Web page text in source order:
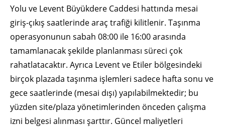
Yolu ve Levent Büyükdere Caddesi hattında mesai
giriş-çıkış saatlerinde araç trafiği kilitlenir. Taşınma
operasyonunun sabah 08:00 ile 16:00 arasında
tamamlanacak şekilde planlanması süreci çok
rahatlatacaktır. Ayrıca Levent ve Etiler bölgesindeki
birçok plazada taşınma işlemleri sadece hafta sonu ve
gece saatlerinde (mesai dışı) yapılabilmektedir; bu
yüzden site/plaza yönetimlerinden önceden çalışma
izni belgesi alınması şarttır. Güncel maliyetleri